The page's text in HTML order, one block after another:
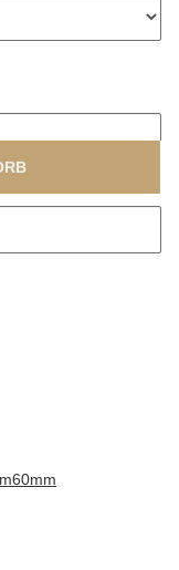
die gewünschte
60mm